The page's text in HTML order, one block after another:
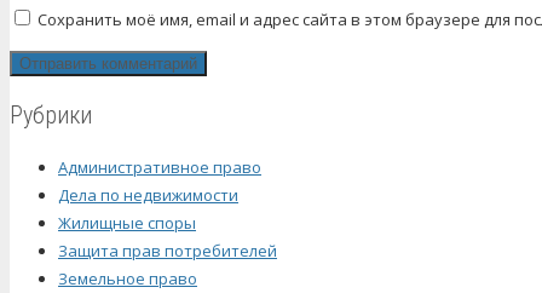
Сохранить моё имя, email и адрес сайта в этом браузере для
Рубрики
Административное право
Дела по недвижимости
Жилищные споры
Защита прав потребителей
Земельное право